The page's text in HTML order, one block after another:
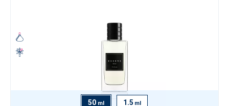
50 ml 1.5 ml